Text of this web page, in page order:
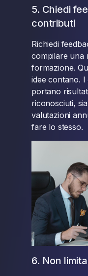
5. Chiedi
contributi
Richiedi
compilare una
formazione.
idee contano. I
portano
riconosciuti,
valutazioni
fare lo stesso.
6. Non